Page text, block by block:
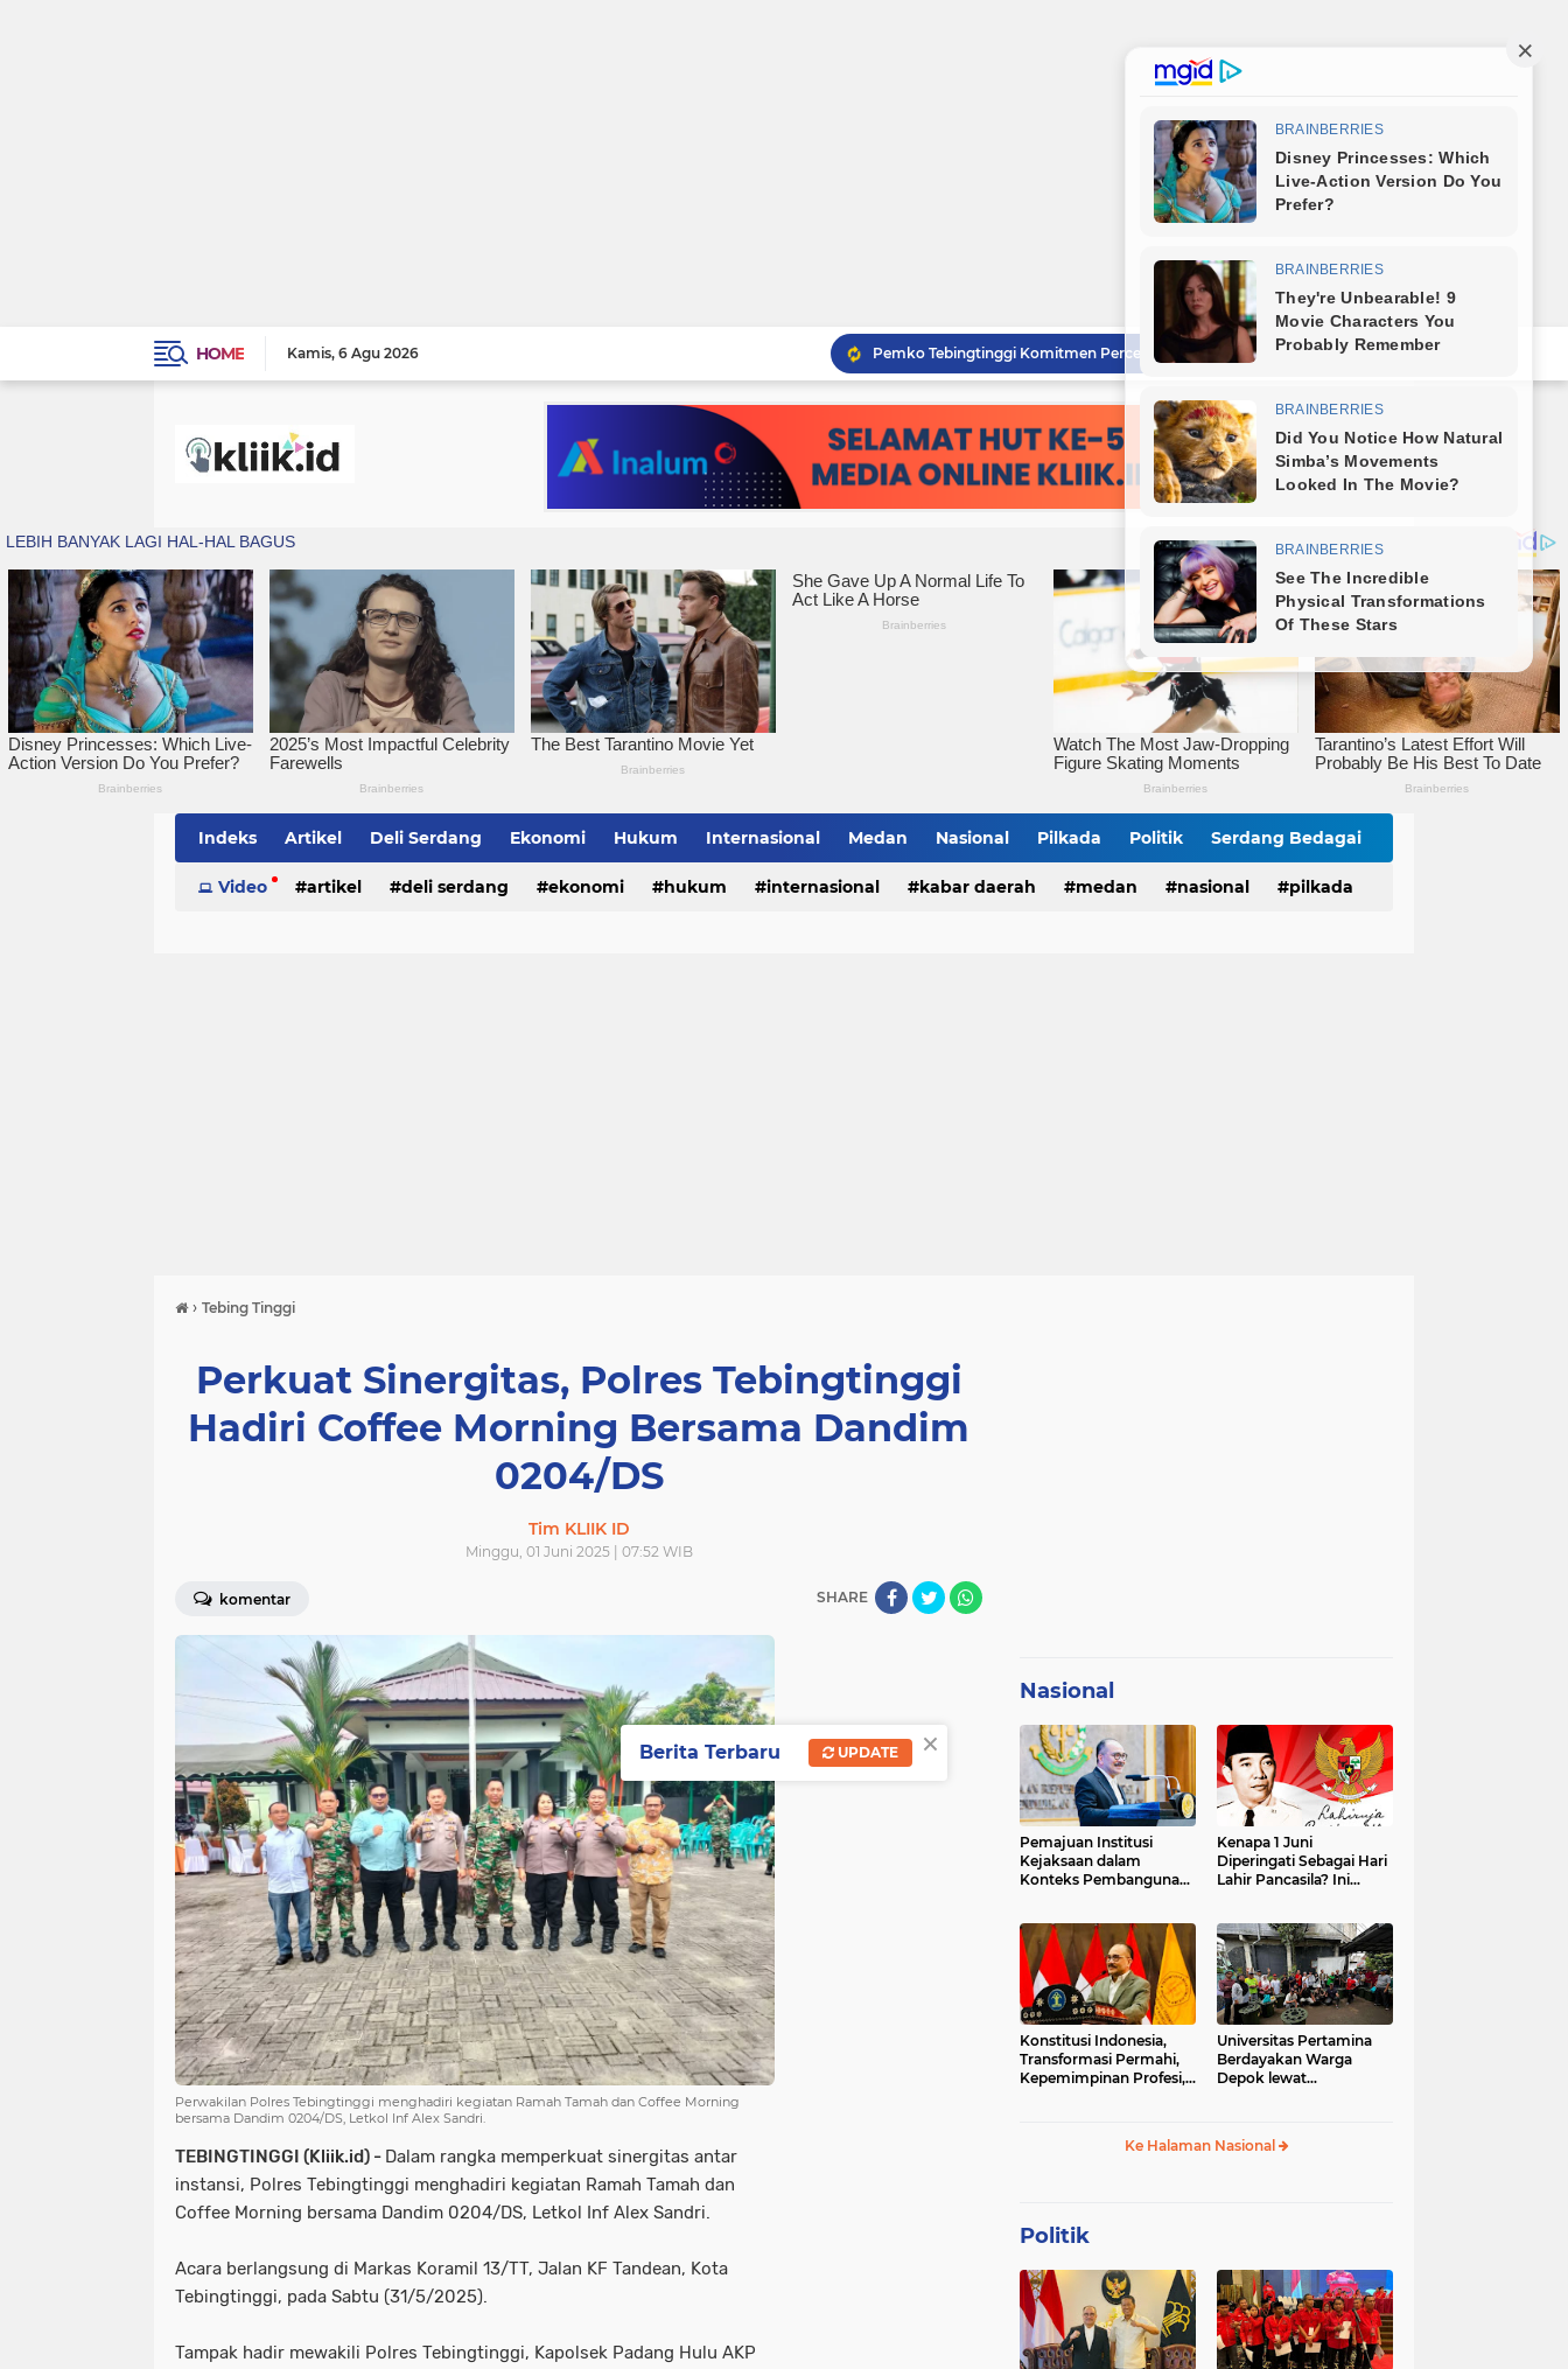
HOME Kamis 6 Agu 2026
Bareng Kapolres dan Dandim, Wali Kota Tebingtinggi Jamu Taruna AKPOL di Rumah Dinas
Wali Kota Tebingtinggi Tinjau Rumah Tidak Layak Huni, Warga Sampaikan Apresiasi
Wali Kota Dampingi Dandim 0204/DS Tinjau Kunjungan Taruna AKPOL di Sekolah Rakyat Tebingtinggi
Wali Kota Tebingtinggi Sampaikan Ranperda Pertanggungjawaban APBD 2025
Sambut HUT RI ke-81, Wali Kota Tebingtinggi Bagikan Bendera Merah Putih Kepada Masyarakat
Lahirkan Generasi Bebas Stunting, Wali Kota Tebingtinggi Dorong Optimalisasi SP3 Catin
Wali Kota Tebingtinggi Hadiri Kampanye dan Germas, Ungkap Angka Stunting Turun
Pemko Tebingtinggi Komitmen Percepatan Turunkan Stunting
Indeks Artikel Deli Serdang Ekonomi Hukum Internasional Medan Nasional Pilkada Politik Serdang Bedagai
Simalungun Sumatera Utara Tebing Tinggi
Video artikel deli serdang ekonomi hukum internasional kabar daerah medan nasional pilkada
› Tebing Tinggi
Perkuat Sinergitas, Polres Tebingtinggi
Hadiri Coffee Morning Bersama Dandim
0204/DS
Tim KLIIK ID
Minggu, 01 Juni 2025 | 07:52 WIB
komentar SHARE
Perwakilan Polres Tebingtinggi menghadiri kegiatan Ramah Tamah dan Coffee Morning
bersama Dandim 0204/DS, Letkol Inf Alex Sandri.
TEBINGTINGGI (Kliik.id) - Dalam rangka memperkuat sinergitas antar
instansi, Polres Tebingtinggi menghadiri kegiatan Ramah Tamah dan
Coffee Morning bersama Dandim 0204/DS, Letkol Inf Alex Sandri.
Acara berlangsung di Markas Koramil 13/TT, Jalan KF Tandean, Kota
Tebingtinggi, pada Sabtu (31/5/2025).
Tampak hadir mewakili Polres Tebingtinggi, Kapolsek Padang Hulu AKP
Nasional
Pemajuan Institusi
Kejaksaan dalam
Konteks Pembangunan
Kenapa 1 Juni
Diperingati Sebagai Hari
Lahir Pancasila? Ini
Konstitusi Indonesia,
Transformasi Permahi,
Kepemimpinan Profesi,
Universitas Pertamina
Berdayakan Warga
Depok lewat
Ke Halaman Nasional
Politik
×
Berita Terbaru UPDATE